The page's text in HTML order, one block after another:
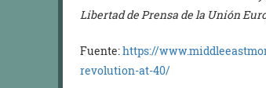
Libertad de Prensa de la Unión
Fuente:https://
revolution-at-40/